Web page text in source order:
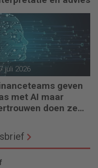
juli 2026
geven
met AI maar
doen ze